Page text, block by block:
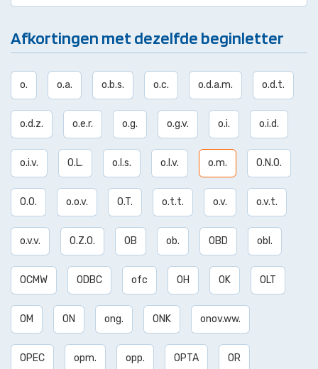
Afkortingen met dezelfde beginletter
o. o.a. o.b.s. o.c. o.d.a.m. o.d.t.
o.d.z. o.e.r. o.g. o.g.v. o.i. o.i.d.
o.i.v. O.L. o.l.s. o.l.v. o.m. O.N.O.
O.O. o.o.v. O.T. o.t.t. o.v. o.v.t.
o.v.v. O.Z.O. OB ob. OBD obl.
OCMW ODBC ofc OH OK OLT
OM ON ong. ONK onov.ww.
OPEC opm. opp. OPTA OR